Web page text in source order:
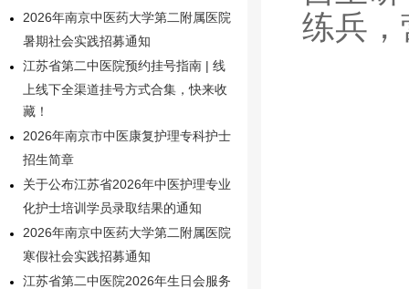
2026年南京中医药大学第二附属医院
暑期社会实践招募通知
江苏省第二中医院预约挂号指南 | 线
上线下全渠道挂号方式合集，快来收
藏！
2026年南京市中医康复护理专科护士
招生简章
关于公布江苏省2026年中医护理专业
化护士培训学员录取结果的通知
2026年南京中医药大学第二附属医院
寒假社会实践招募通知
江苏省第二中医院2026年生日会服务
练兵